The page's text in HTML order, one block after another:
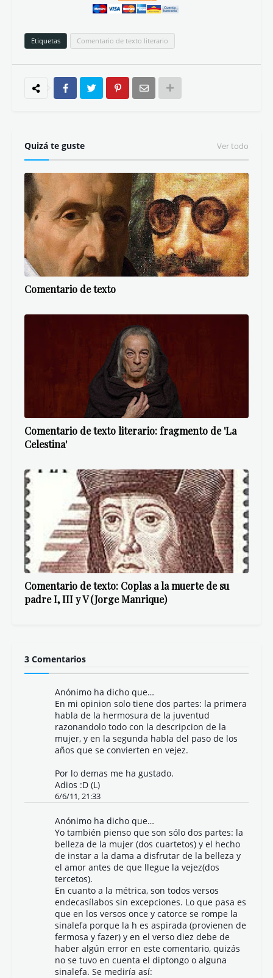
Etiquetas Comentario de texto literario
Quizá te guste Ver todo
Comentario de texto
Comentario de texto literario: fragmento de 'La
Celestina'
Comentario de texto: Coplas a la muerte de su
padre I, III y V (Jorge Manrique)
3 Comentarios
Anónimo ha dicho que…
En mi opinion solo tiene dos partes: la primera
habla de la hermosura de la juventud
razonandolo todo con la descripcion de la
mujer, y en la segunda habla del paso de los
años que se convierten en vejez.
Por lo demas me ha gustado.
Adios :D (L)
6/6/11, 21:33
Anónimo ha dicho que…
Yo también pienso que son sólo dos partes: la
belleza de la mujer (dos cuartetos) y el hecho
de instar a la dama a disfrutar de la belleza y
el amor antes de que llegue la vejez(dos
tercetos).
En cuanto a la métrica, son todos versos
endecasílabos sin excepciones. Lo que pasa es
que en los versos once y catorce se rompe la
sinalefa porque la h es aspirada (provienen de
fermosa y fazer) y en el verso diez debe de
haber algún error en este comentario, quizás
no se tuvo en cuenta el diptongo o alguna
sinalefa. Se mediría así: